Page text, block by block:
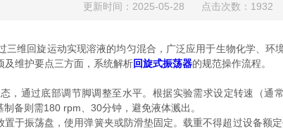
更新时间：2025-05-28 点击次数：1932
回旋运动实现溶液的均匀混合，广泛应用于生物化学、环
及维护要点三方面，系统解析回旋式振荡器的规范操作流程。
通过底部调节脚调整至水平。根据实验需求设定转速（通
备则需180 rpm、30分钟，避免液体溅出。
振荡盘，使用弹簧夹或防滑垫固定。载重不得超过设备额